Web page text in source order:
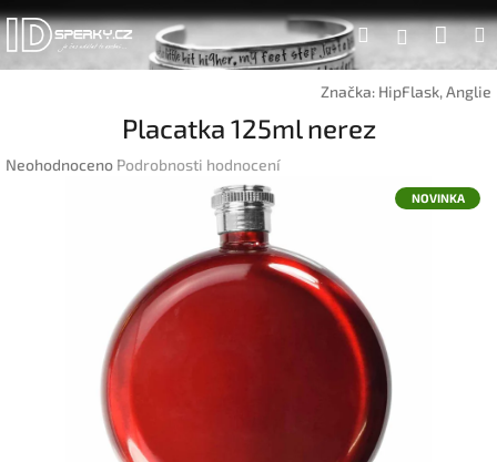
Přejít
na
obsah
Hledat
Značka: HipFlask, Anglie
Placatka 125ml nerez
Průměrné
Neohodnoceno Podrobnosti hodnocení
NOVINKA